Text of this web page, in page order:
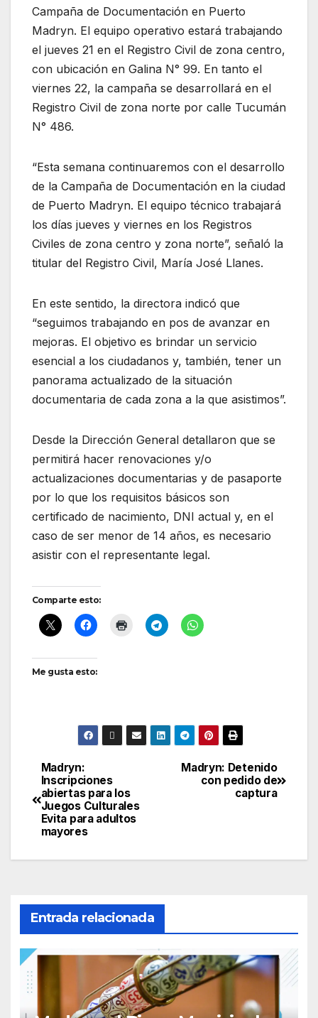
Campaña de Documentación en Puerto
Madryn. El equipo operativo estará trabajando
el jueves 21 en el Registro Civil de zona centro,
con ubicación en Galina N° 99. En tanto el
viernes 22, la campaña se desarrollará en el
Registro Civil de zona norte por calle Tucumán
N° 486.
“Esta semana continuaremos con el desarrollo
de la Campaña de Documentación en la ciudad
de Puerto Madryn. El equipo técnico trabajará
los días jueves y viernes en los Registros
Civiles de zona centro y zona norte”, señaló la
titular del Registro Civil, María José Llanes.
En este sentido, la directora indicó que
“seguimos trabajando en pos de avanzar en
mejoras. El objetivo es brindar un servicio
esencial a los ciudadanos y, también, tener un
panorama actualizado de la situación
documentaria de cada zona a la que asistimos”.
Desde la Dirección General detallaron que se
permitirá hacer renovaciones y/o
actualizaciones documentarias y de pasaporte
por lo que los requisitos básicos son
certificado de nacimiento, DNI actual y, en el
caso de ser menor de 14 años, es necesario
asistir con el representante legal.
Comparte esto:
Me gusta esto:
Navegación
de
entradas
Madryn: Detenido
con pedido de
captura
Madryn:
Inscripciones
abiertas para los
Juegos Culturales
Evita para adultos
mayores
Entrada relacionada